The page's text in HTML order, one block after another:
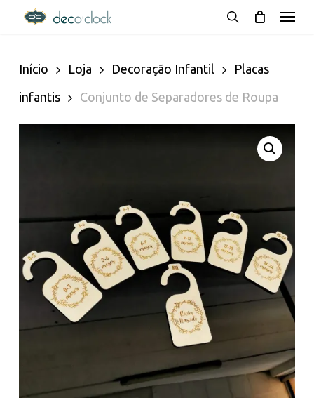
decoclock.pt
main
content
Menu
Início Loja Decoração Infantil
Placas
infantis
Conjunto de Separadores de Roupa